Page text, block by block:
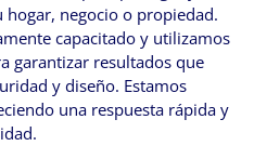
negocio o propiedad.
capacitado y utilizamos
garantizar resultados que
y diseño. Estamos
una respuesta rápida y